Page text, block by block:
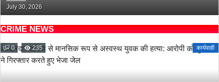
July 30, 2026
CRIME NEWS
0 235 कार्यवाही